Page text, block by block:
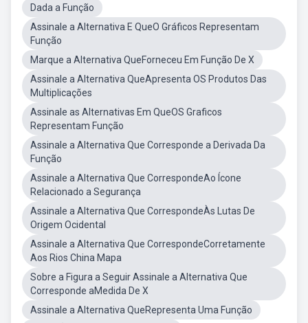
Dada a Função
Assinale a Alternativa E QueO Gráficos Representam
Função
Marque a Alternativa QueForneceu Em Função De X
Assinale a Alternativa QueApresenta OS Produtos Das
Multiplicações
Assinale as Alternativas Em QueOS Graficos
Representam Função
Assinale a Alternativa Que Corresponde a Derivada Da
Função
Assinale a Alternativa Que CorrespondeAo Ícone
Relacionado a Segurança
Assinale a Alternativa Que CorrespondeÀs Lutas De
Origem Ocidental
Assinale a Alternativa Que CorrespondeCorretamente
Aos Rios China Mapa
Sobre a Figura a Seguir Assinale a Alternativa Que
Corresponde aMedida De X
Assinale a Alternativa QueRepresenta Uma Função